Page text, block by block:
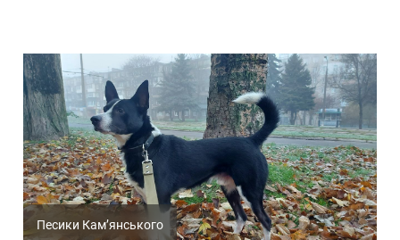
Песики Кам’янського